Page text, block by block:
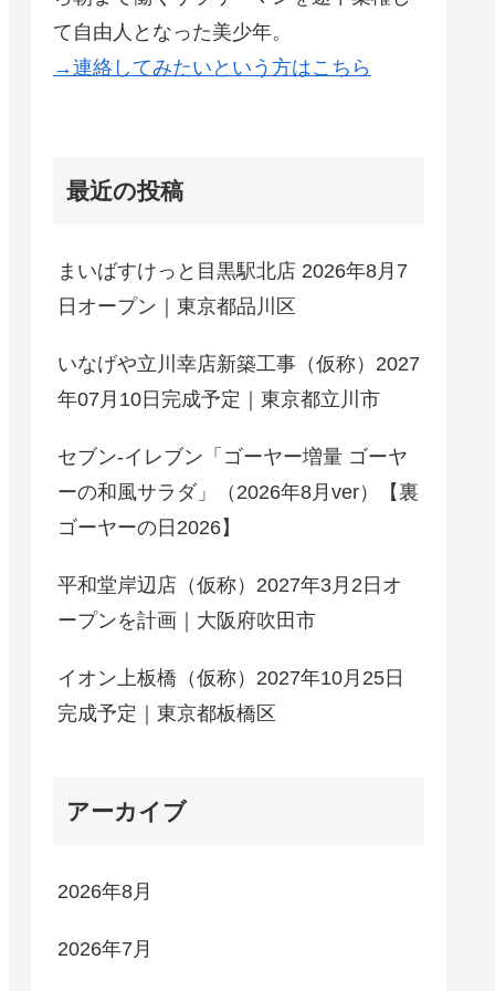
て自由人となった美少年。
→連絡してみたいという方はこちら
最近の投稿
まいばすけっと目黒駅北店 2026年8月7
日オープン｜東京都品川区
いなげや立川幸店新築工事（仮称）2027
年07月10日完成予定｜東京都立川市
セブン-イレブン「ゴーヤー増量 ゴーヤ
ーの和風サラダ」（2026年8月ver）【裏
ゴーヤーの日2026】
平和堂岸辺店（仮称）2027年3月2日オ
ープンを計画｜大阪府吹田市
イオン上板橋（仮称）2027年10月25日
完成予定｜東京都板橋区
アーカイブ
2026年8月
2026年7月